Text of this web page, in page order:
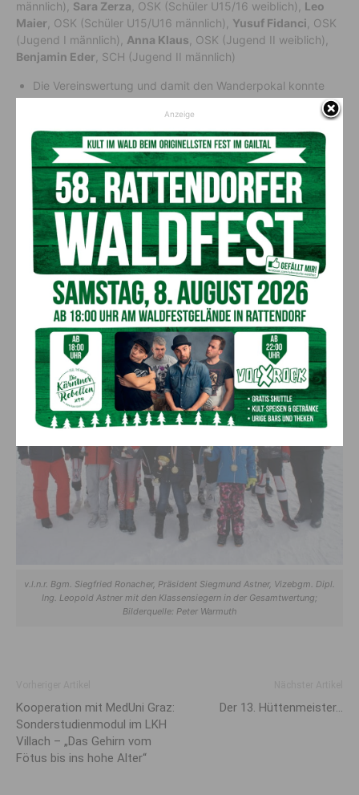
männlich), Sara Zerza , OSK (Schüler U15/16 weiblich), Leo
Maier , OSK (Schüler U15/U16 männlich), Yusuf Fidanci , OSK
(Jugend I männlich), Anna Klaus , OSK (Jugend II weiblich),
Benjamin Eder , SCH (Jugend II männlich)
Die Vereinswertung und damit den Wanderpokal konnte
Vereinswertung:
OSK Kötschach-Mauthen
SV Tröpolach
SC Hermagor
SC Vellach-Pressegger See
DSG Lesachtal
GSK Grafendorf
Die Detailergebnisse sind auf der Homepage
www.gailtalcup.at
abrufbar.
v.l.n.r. Bgm. Siegfried Ronacher, Präsident Siegmund Astner, Vizebgm. Dipl.
Ing. Leopold Astner mit den Klassensiegern in der Gesamtwertung;
Bilderquelle: Peter Warmuth
Kooperation mit MedUni Graz:
Sonderstudienmodul im LKH
Villach – „Das Gehirn vom
Fötus bis ins hohe Alter“
Der 13. Hüttenmeister…
Anzeige